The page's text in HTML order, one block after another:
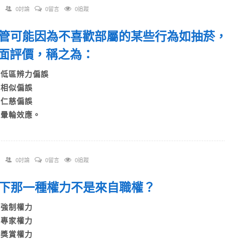
0討論 0留言 0追蹤
可能因為不喜歡部屬的某些行為如抽菸
評價，稱之為：
區辨力偏誤
似偏誤
慈偏誤
輪效應。
0討論 0留言 0追蹤
那一種權力不是來自職權？
制權力
家權力
賞權力